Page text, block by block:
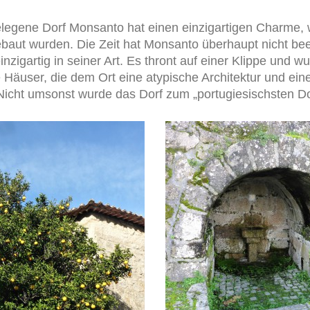
Dorf Monsanto hat einen einzigartigen Charme,
wurden. Die Zeit hat Monsanto überhaupt nicht
in seiner Art. Es thront auf einer Klippe und
die dem Ort eine atypische Architektur und
umsonst wurde das Dorf zum „portugiesischsten